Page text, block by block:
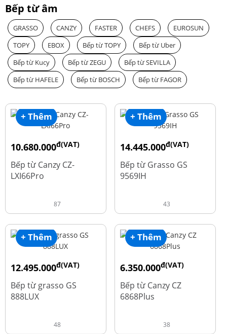
Bếp từ âm
GRASSO CANZY FASTER CHEFS
EUROSUN
TOPY
EBOX Bếp từ TOPY
Bếp từ Uber
Bếp từ Kucy
Bếp từ ZEGU
Bếp từ SEVILLA
Bếp từ HAFELE
Bếp từ BOSCH Bếp từ FAGOR
+ Thêm
10.680.000đ(VAT)
15.980.000
Bếp từ Canzy CZ-
LXI66Pro
87
+ Thêm
14.445.000đ(VAT)
19.260.000
Bếp từ Grasso GS
9569IH
43
+ Thêm
12.495.000đ(VAT)
16.660.000
Bếp từ grasso GS
888LUX
48
+ Thêm
6.350.000đ(VAT)
15.980.000
Bếp từ Canzy CZ
6868Plus
38